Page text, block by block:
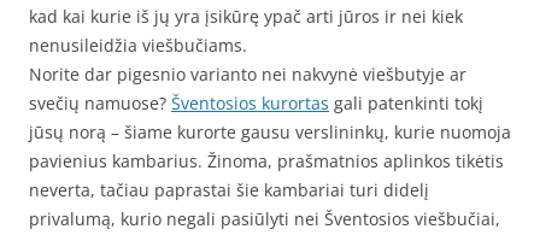
kad kai kurie iš jų yra įsikūrę ypač arti jūros ir nei kiek
nenusileidžia viešbučiams.
Norite dar pigesnio varianto nei nakvynė viešbutyje ar
svečių namuose? Šventosios kurortas gali patenkinti tokį
jūsų norą – šiame kurorte gausu verslininkų, kurie nuomoja
pavienius kambarius. Žinoma, prašmatnios aplinkos tikėtis
neverta, tačiau paprastai šie kambariai turi didelį
privalumą, kurio negali pasiūlyti nei Šventosios viešbučiai,